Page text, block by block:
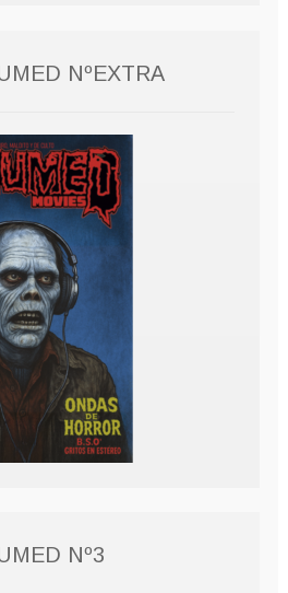
NºEXTRA
Nº3